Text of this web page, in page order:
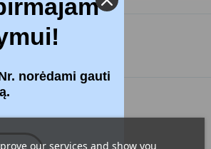
35,98 €
our services and show you
norėdami gauti